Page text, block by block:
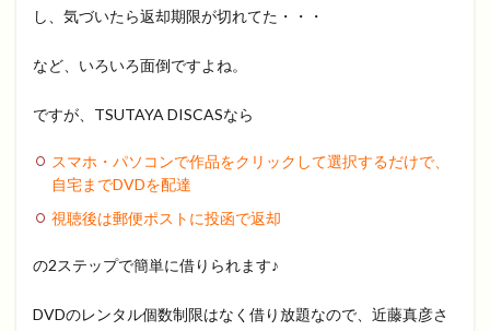
し、気づいたら返却期限が切れてた・・・
など、いろいろ面倒ですよね。
ですが、TSUTAYA DISCASなら
スマホ・パソコンで作品をクリックして選択するだけで、
自宅までDVDを配達
視聴後は郵便ポストに投函で返却
の2ステップで簡単に借りられます♪
DVDのレンタル個数制限はなく借り放題なので、近藤真彦さ